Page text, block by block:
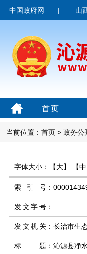
中国政府网 | 山
首页
当前位置： 首页 > 政务公
字体大小： 【大】 【中
索引号 ：
发文字号 ：
发文机关 ： 长治市生
标题 ： 沁源县净